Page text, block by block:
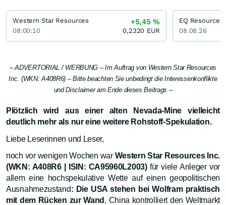
– ADVERTORIAL / WERBUNG – Im Auftrag von Western Star Resources
Inc. (WKN: A408R6) – Bitte beachten Sie unbedingt die Interessenkonflikte
und Disclaimer am Ende dieses Beitrags –
Plötzlich wird aus einer alten Nevada-Mine vielleicht
deutlich mehr als nur eine weitere Rohstoff-Spekulation.
Liebe Leserinnen und Leser,
noch vor wenigen Wochen war Western Star Resources Inc.
(WKN: A408R6 | ISIN: CA95960L2003)für viele Anleger vor
allem eine hochspekulative Wette auf einen geopolitischen
Ausnahmezustand: Die USA stehen bei Wolfram praktisch
mit dem Rücken zur Wand , China kontrolliert den Weltmarkt
Western Star Resources
08:00:10
+5,45%
0,2320 EUR
EQ Resources
08.08.26